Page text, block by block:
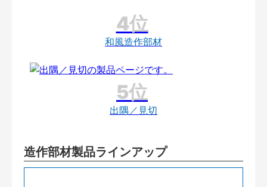
和風造作部材
出隅／見切
造作部材製品ラインアップ